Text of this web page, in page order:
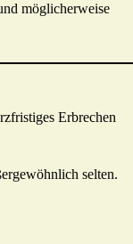
möglicherweise
Erbrechen
selten.